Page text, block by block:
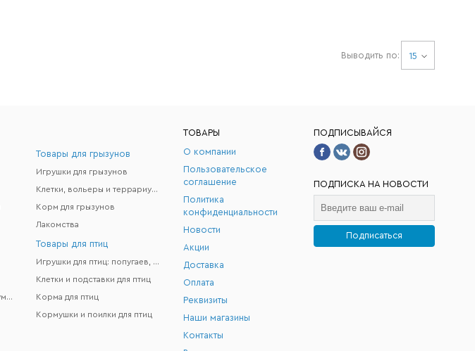
Выводить по: 15
Товары для грызунов
Игрушки для грызунов
Клетки, вольеры и террариумы
Корм для грызунов
Лакомства
Оборудование для аквариумов
Товары для птиц
Игрушки для птиц: попугаев, канареек и др.
Клетки и подставки для птиц
Корма для птиц
Кормушки и поилки для птиц
ТОВАРЫ
О компании
Пользовательское
соглашение
Политика
конфиденциальности
Новости
Акции
Доставка
Оплата
Реквизиты
Наши магазины
Контакты
ПОДПИСЫВАЙСЯ
ПОДПИСКА НА НОВОСТИ
Подписаться